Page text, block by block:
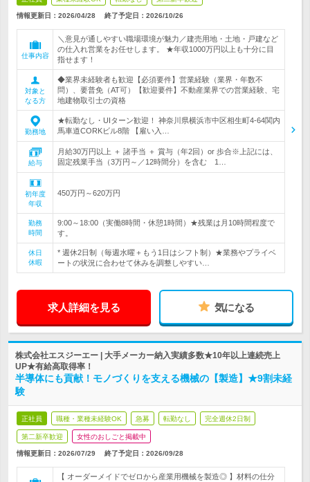
情報更新日：2026/04/28 終了予定日： 2026/10/26
仕事内容
＼意見が通しやすい職場環境が魅力／建売用地・土地・戸建など
の仕入れ営業をお任せします。 ★年収1000万円以上も十分に目
指せます！
対象と
なる方
◆業界未経験者も歓迎【必須要件】営業経験（業界・年数不
問）、要普免（AT可）【歓迎要件】不動産業界での営業経験、宅
地建物取引士の資格
勤務地
★転勤なし・UIターン歓迎！ 神奈川県横浜市中区相生町4-64関内
馬車道CORKビル8階 【雇い入…
給与
月給30万円以上 ＋ 諸手当 ＋ 賞与（年2回）or 歩合※上記には、
固定残業手当（3万円～／12時間分）を含む 1…
初年度
年収
450万円～620万円
勤務
時間
9:00～18:00（実働8時間・休憩1時間）★残業は月10時間程度で
す。
休日
休暇
* 週休2日制（毎週水曜＋もう1日はシフト制）★業務やプライベ
ートの状況に合わせて休みを調整しやすい…
求人詳細を見る 気になる
株式会社エスジーエー | 大手メーカー納入実績多数★10年以上連続売上
UP★有給高取得率！
半導体にも貢献！モノづくりを支える機械の【製造】★9割未経
験
正社員 職種・業種未経験OK 急募 転勤なし 完全週休2日制
第二新卒歓迎 女性のおしごと掲載中
情報更新日：2026/07/29 終了予定日： 2026/09/28
【 オーダーメイドでゼロから産業用機械を製造◎ 】材料の仕分